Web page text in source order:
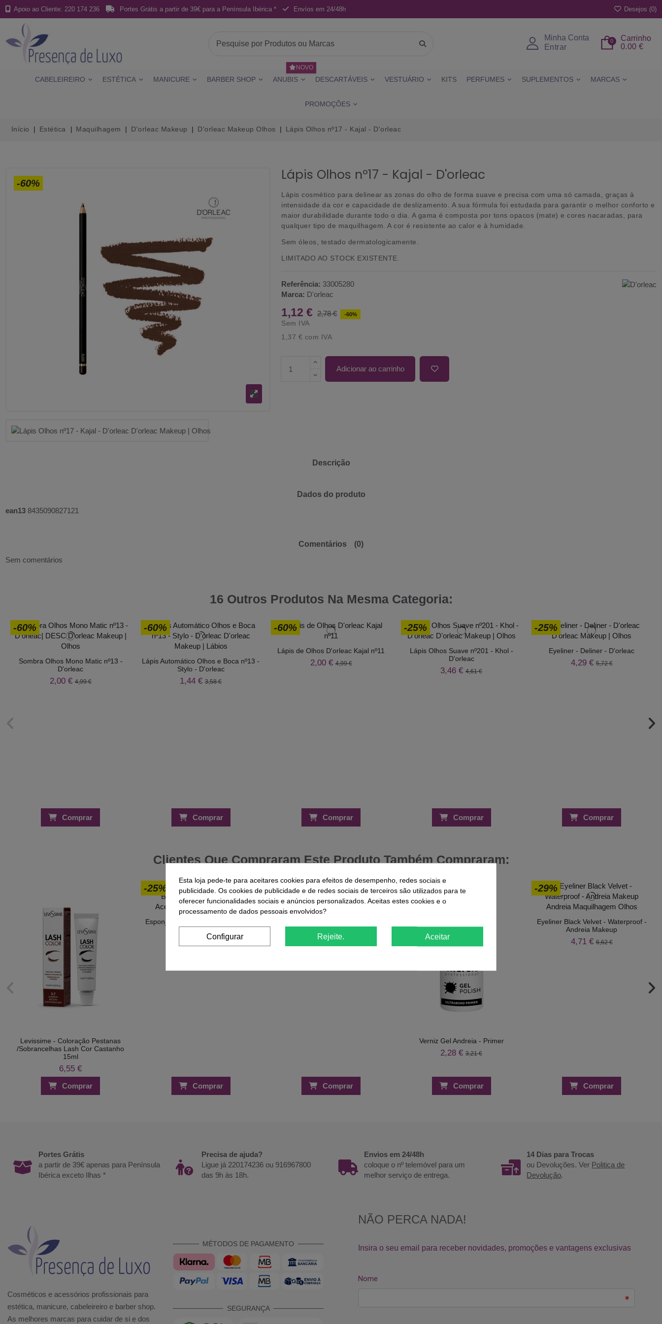
Apoio ao Cliente: 220 174 236 Portes Grátis a partir de 39€ para a Península Ibérica * Envíos em 24/48h Desejos (0)
Minha Conta
Entrar
Carrinho
0
0.00 €
CABELEIREIRO ESTÉTICA MANICURE BARBER SHOP ANUBIS
NOVO
DESCARTÁVEIS VESTUÁRIO KITS PERFUMES SUPLEMENTOS MARCAS
PROMOÇÕES
Início Estética Maquilhagem D'orleac Makeup D'orleac Makeup Olhos Lápis Olhos nº17 - Kajal - D'orleac
-60% Lápis Olhos nº17 - Kajal - D'orleac
Lápis cosmético para delinear as zonas do olho de forma suave e precisa com uma só camada, graças à
intensidade da cor e capacidade de deslizamento. A sua fórmula foi estudada para garantir o melhor conforto e
maior durabilidade durante todo o dia. A gama é composta por tons opacos (mate) e cores nacaradas, para
qualquer tipo de maquilhagem. A cor é resistente ao calor e à humidade.
Sem óleos, testado dermatologicamente.
LIMITADO AO STOCK EXISTENTE.
Referência: 33005280
Marca: D'orleac
1,12 € 2,78 € -60%
Sem IVA
1,37 € com IVA
Adicionar ao carrinho
Descrição
Dados do produto
ean13 8435090827121
Comentários
(0)
Sem comentários
16 Outros Produtos Na Mesma Categoria:
-60%
Sombra Olhos Mono Matic nº13 -
D'orleac
2,00 € 4,99 €
Comprar
-60%
Lápis Automático Olhos e Boca nº13 -
Stylo - D'orleac
1,44 €3,58 €
Comprar
-60%
Lápis de Olhos D'orleac Kajal nº11
2,00 €4,99 €
Comprar
-25%
Lápis Olhos Suave nº201 - Khol -
D'orleac
3,46 €4,61 €
Comprar
-25%
Eyeliner - Deliner - D'orleac
4,29 €5,72 €
Comprar
Clientes Que Compraram Este Produto Também Compraram:
Levissime - Coloração Pestanas
/Sobrancelhas Lash Cor Castanho
15ml
6,55 €
Comprar
-25%
Esponja Maquilhagem 3D Blender -
Gota - D'orleac
Comprar
-30%
1,40 €
Comprar
-29%
Verniz Gel Andreia - Primer
2,28 €3,21 €
Comprar
-29%
Eyeliner Black Velvet - Waterproof -
Andreia Makeup
4,71 €6,62 €
Comprar
Portes Grátis
a partir de 39€ apenas para Península
Ibérica exceto Ilhas *
Precisa de ajuda?
Ligue já 220174236 ou 916967800
das 9h às 18h.
Envios em 24/48h
coloque o nº telemóvel para um
melhor serviço de entrega.
14 Dias para Trocas
ou Devoluções. Ver Politica de
Devolução.
Cosméticos e acessórios profissionais para
estética, manicure, cabeleireiro e barber shop.
As melhores marcas para cuidar de si e dos
MÉTODOS DE PAGAMENTO
SEGURANÇA
Esta loja pede-te para aceitares cookies para efeitos de desempenho, redes sociais e
publicidade. Os cookies de publicidade e de redes sociais de terceiros são utilizados para te
oferecer funcionalidades sociais e anúncios personalizados. Aceitas estes cookies e o
processamento de dados pessoais envolvidos?
Configurar Rejeite. Aceitar